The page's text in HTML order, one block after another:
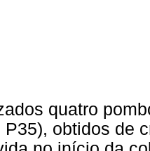
quatro
P35), obtidos de